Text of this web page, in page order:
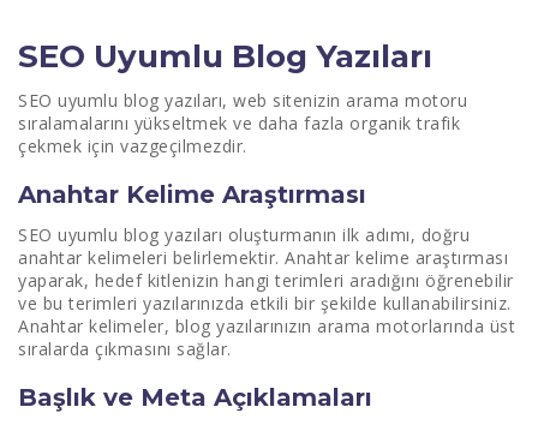
Başarılı Blog Örnekleri
Başarı Hikayeleri
Araçlar ve Yöntemler
Blog Yazılarının Güncellenmesi
Eski İçeriği Yenileme
Sürekli İyileştirme
SEO Uyumlu Blog Yazıları
SEO uyumlu blog yazıları, web sitenizin arama motoru
sıralamalarını yükseltmek ve daha fazla organik trafik
çekmek için vazgeçilmezdir.
Anahtar Kelime Araştırması
SEO uyumlu blog yazıları oluşturmanın ilk adımı, doğru
anahtar kelimeleri belirlemektir. Anahtar kelime araştırması
yaparak, hedef kitlenizin hangi terimleri aradığını öğrenebilir
ve bu terimleri yazılarınızda etkili bir şekilde kullanabilirsiniz.
Anahtar kelimeler, blog yazılarınızın arama motorlarında üst
sıralarda çıkmasını sağlar.
Başlık ve Meta Açıklamaları